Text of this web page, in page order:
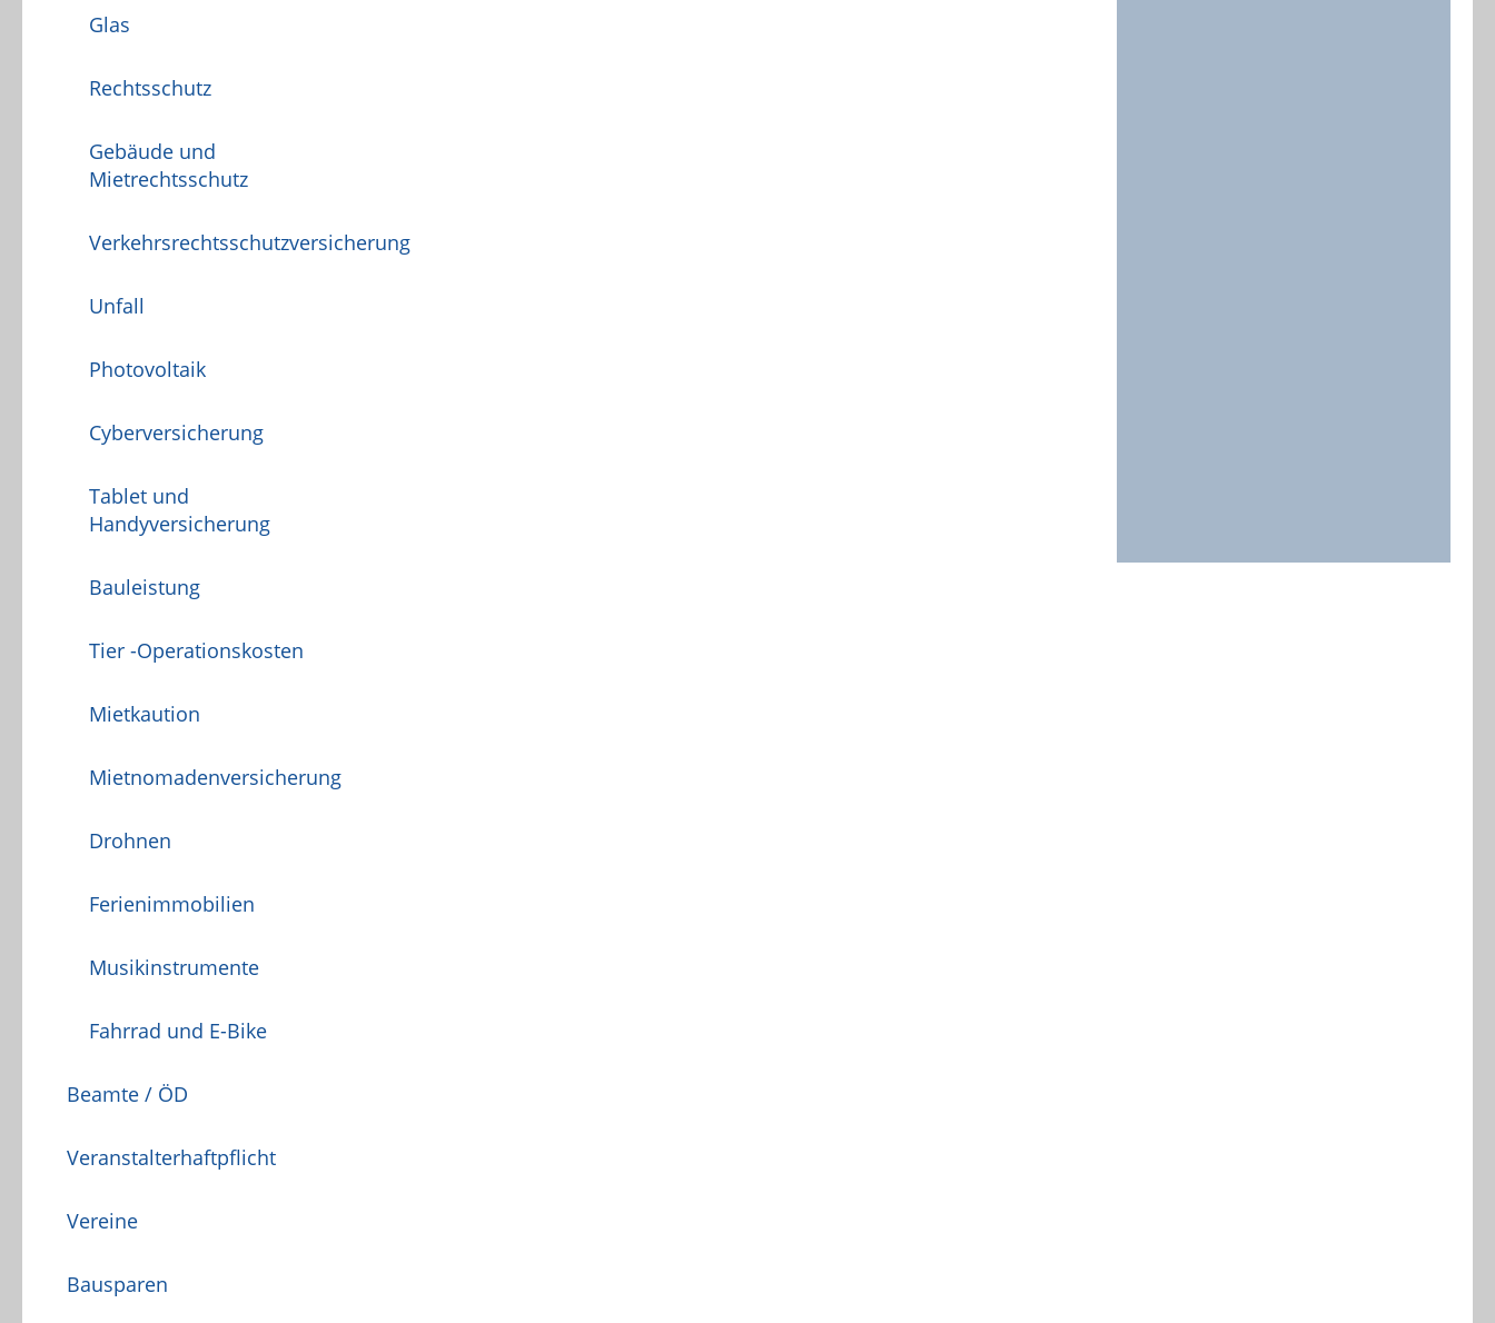
Glas
Rechtsschutz
Gebäude und
Mietrechtsschutz
Verkehrsrechtsschutzversicherung
Unfall
Photovoltaik
Cyberversicherung
Tablet und
Handyversicherung
Bauleistung
Tier -Operationskosten
Mietkaution
Mietnomadenversicherung
Drohnen
Ferienimmobilien
Musikinstrumente
Fahrrad und E-Bike
Beamte / ÖD
Veranstalterhaftpflicht
Vereine
Bausparen